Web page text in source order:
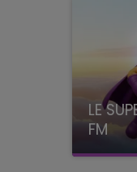
LE
FM
avec